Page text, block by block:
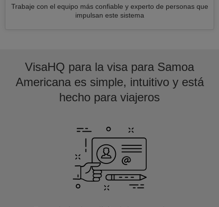
Trabaje con el equipo más confiable y experto de personas que
impulsan este sistema
VisaHQ para la visa para Samoa
Americana es simple, intuitivo y está
hecho para viajeros